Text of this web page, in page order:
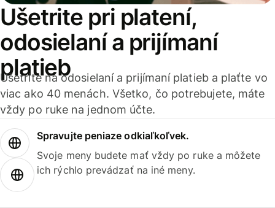
Ušetrite pri platení,
odosielaní a prijímaní
platieb
Ušetrite na odosielaní a prijímaní platieb a plaťte vo
viac ako 40 menách. Všetko, čo potrebujete, máte
vždy po ruke na jednom účte.
Spravujte peniaze odkiaľkoľvek.
Svoje meny budete mať vždy po ruke a môžete
ich rýchlo prevádzať na iné meny.